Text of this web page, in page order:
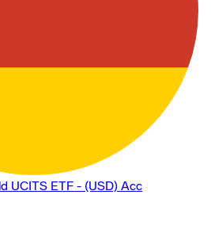
UCITS ETF - (USD) Acc